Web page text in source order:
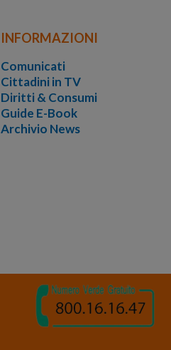
INFORMAZIONI
Comunicati
Cittadini in TV
Diritti & Consumi
Guide E-Book
Archivio News